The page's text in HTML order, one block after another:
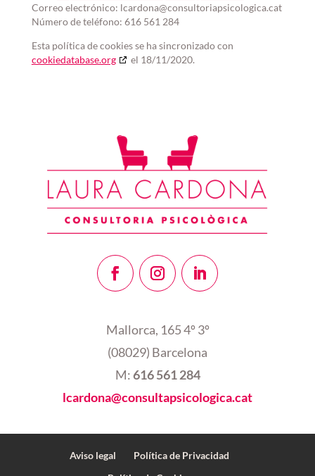
Correo electrónico: lcardona@consultoriapsicologica.cat
Número de teléfono: 616 561 284
Esta política de cookies se ha sincronizado con
cookiedatabase.org
el 18/11/2020.
Mallorca, 165 4º 3º
(08029) Barcelona
M:616 561 284
lcardona@consultapsicologica.cat
Aviso legal
Política de Privacidad